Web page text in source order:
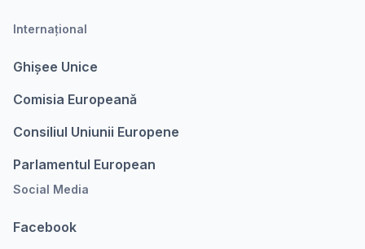
Internațional
Ghișee Unice
Comisia Europeanǎ
Consiliul Uniunii Europene
Parlamentul European
Social Media
Facebook